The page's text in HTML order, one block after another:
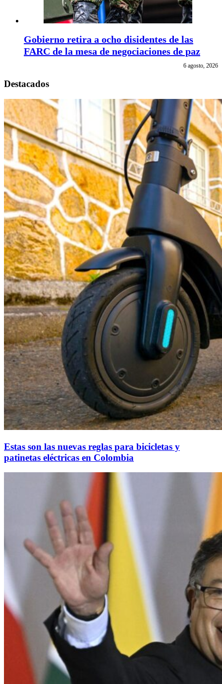
Gobierno retira a ocho disidentes de las
FARC de la mesa de negociaciones de paz
6 agosto, 2026
Destacados
Estas son las nuevas reglas para bicicletas y
patinetas eléctricas en Colombia